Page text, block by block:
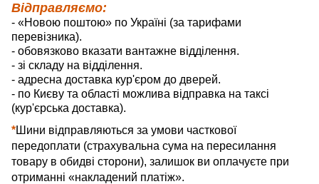
Відправляємо:
- «Новою поштою» по Україні (за тарифами
перевізника).
- обовязково вказати вантажне відділення.
- зі складу на відділення.
- адресна доставка кур'єром до дверей.
- по Києву та області можлива відправка на таксі
(кур'єрська доставка).
*Шини відправляються за умови часткової
передоплати (страхувальна сума на пересилання
товару в обидві сторони), залишок ви оплачуєте при
отриманні «накладений платіж».